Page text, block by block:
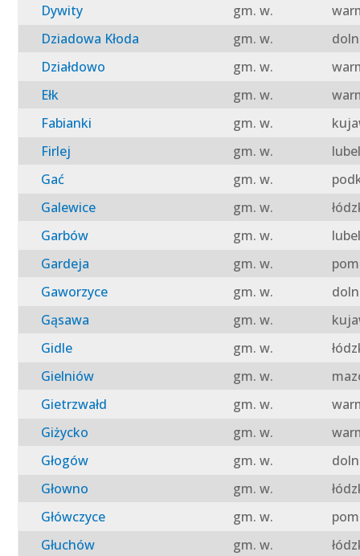
Dywity
gm. w.
Dziadowa Kłoda
gm. w.
Działdowo
gm. w.
Ełk
gm. w.
Fabianki
gm. w.
Firlej
gm. w.
Gać
gm. w.
Galewice
gm. w.
Garbów
gm. w.
Gardeja
gm. w.
Gaworzyce
gm. w.
Gąsawa
gm. w.
Gidle
gm. w.
Gielniów
gm. w.
Gietrzwałd
gm. w.
Giżycko
gm. w.
Głogów
gm. w.
Głowno
gm. w.
Główczyce
gm. w.
Głuchów
gm. w.